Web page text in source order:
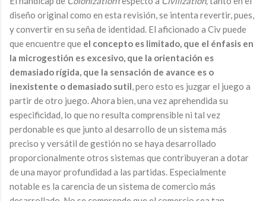
diseño original como en esta revisión, se intenta revertir, pues,
y convertir en su seña de identidad. El aficionado a Civ puede
que encuentre que el concepto es limitado, que el énfasis en
la microgestión es excesivo, que la orientación es
demasiado rígida, que la sensación de avance es o
inexistente o demasiado sutil , pero esto es juzgar el juego a
partir de otro juego. Ahora bien, una vez aprehendida su
especificidad, lo que no resulta comprensible ni tal vez
perdonable es que junto al desarrollo de un sistema más
preciso y versátil de gestión no se haya desarrollado
proporcionalmente otros sistemas que contribuyeran a dotar
de una mayor profundidad a las partidas. Especialmente
notable es la carencia de un sistema de comercio más